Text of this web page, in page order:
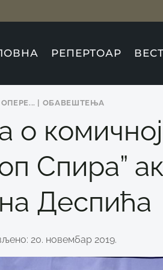
РЕПЕРТОАР
ОБАВЕШТЕЊА
о
Спира”
Деспића
20. новембар 2019.